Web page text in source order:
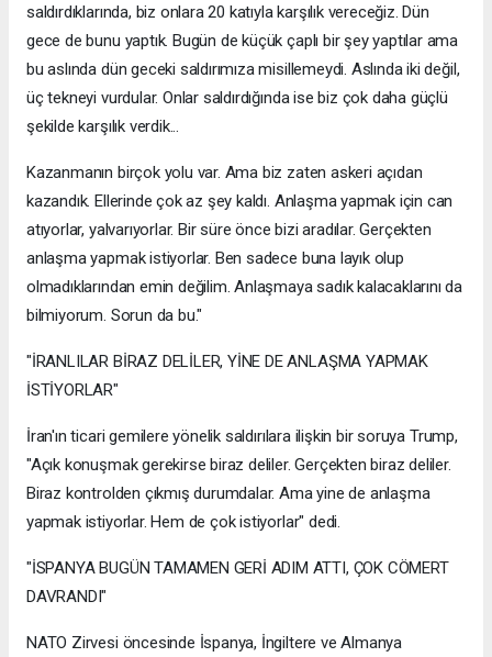
saldırdıklarında, biz onlara 20 katıyla karşılık vereceğiz. Dün
gece de bunu yaptık. Bugün de küçük çaplı bir şey yaptılar ama
bu aslında dün geceki saldırımıza misillemeydi. Aslında iki değil,
üç tekneyi vurdular. Onlar saldırdığında ise biz çok daha güçlü
şekilde karşılık verdik...
Kazanmanın birçok yolu var. Ama biz zaten askeri açıdan
kazandık. Ellerinde çok az şey kaldı. Anlaşma yapmak için can
atıyorlar, yalvarıyorlar. Bir süre önce bizi aradılar. Gerçekten
anlaşma yapmak istiyorlar. Ben sadece buna layık olup
olmadıklarından emin değilim. Anlaşmaya sadık kalacaklarını da
bilmiyorum. Sorun da bu."
"İRANLILAR BİRAZ DELİLER, YİNE DE ANLAŞMA YAPMAK
İSTİYORLAR"
İran'ın ticari gemilere yönelik saldırılara ilişkin bir soruya Trump,
"Açık konuşmak gerekirse biraz deliler. Gerçekten biraz deliler.
Biraz kontrolden çıkmış durumdalar. Ama yine de anlaşma
yapmak istiyorlar. Hem de çok istiyorlar" dedi.
"İSPANYA BUGÜN TAMAMEN GERİ ADIM ATTI, ÇOK CÖMERT
DAVRANDI"
NATO Zirvesi öncesinde İspanya, İngiltere ve Almanya